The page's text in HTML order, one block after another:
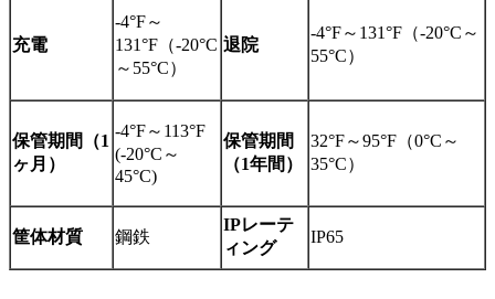
充電
-4°F～
131°F（-20°C
～55°C）
退院
-4°F～131°F（-20°C～
55°C）
保管期間（1
ヶ月）
-4°F～113°F
(-20°C～
45°C)
保管期間
（1年間）
32°F～95°F（0°C～
35°C）
筐体材質 鋼鉄
IPレーテ
ィング
IP65